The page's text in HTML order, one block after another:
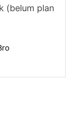
(belum plan